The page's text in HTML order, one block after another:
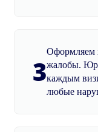
3
Оформляем
жалобы.
каждым
любые